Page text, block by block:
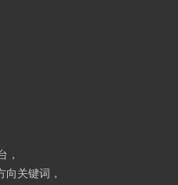
，
关键词，